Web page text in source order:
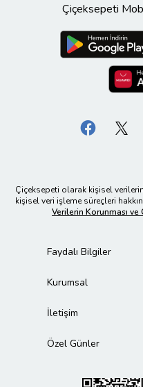
Çiçeksepeti
Çiçeksepeti olarak kişisel
kişisel veri işleme süreçleri
Verilerin Korunması ve
Faydalı Bilgiler
Kurumsal
İletişim
Özel Günler